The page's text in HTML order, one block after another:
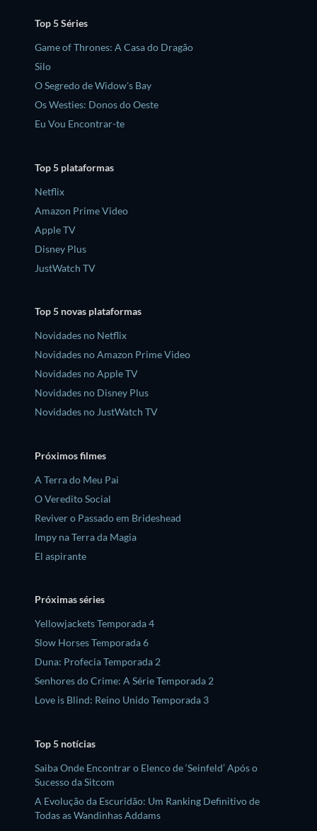
Top 5 Séries
Game of Thrones: A Casa do Dragão
Silo
O Segredo de Widow's Bay
Os Westies: Donos do Oeste
Eu Vou Encontrar-te
Top 5 plataformas
Netflix
Amazon Prime Video
Apple TV
Disney Plus
JustWatch TV
Top 5 novas plataformas
Novidades no Netflix
Novidades no Amazon Prime Video
Novidades no Apple TV
Novidades no Disney Plus
Novidades no JustWatch TV
Próximos filmes
A Terra do Meu Pai
O Veredito Social
Reviver o Passado em Brideshead
Impy na Terra da Magia
El aspirante
Próximas séries
Yellowjackets Temporada 4
Slow Horses Temporada 6
Duna: Profecia Temporada 2
Senhores do Crime: A Série Temporada 2
Love is Blind: Reino Unido Temporada 3
Top 5 notícias
Saiba Onde Encontrar o Elenco de ‘Seinfeld’ Após o
Sucesso da Sitcom
A Evolução da Escuridão: Um Ranking Definitivo de
Todas as Wandinhas Addams